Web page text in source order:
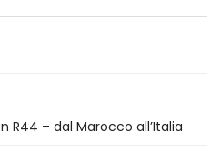
R44 – dal Marocco all’Italia